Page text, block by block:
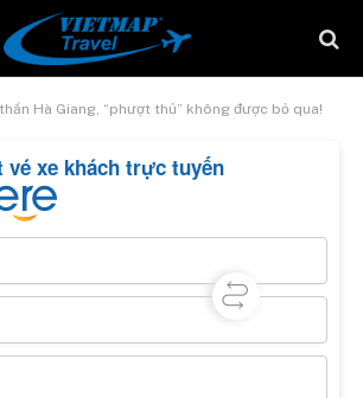
Hà Giang, “phượt thủ” không được bỏ qua!
vé xe khách trực tuyến